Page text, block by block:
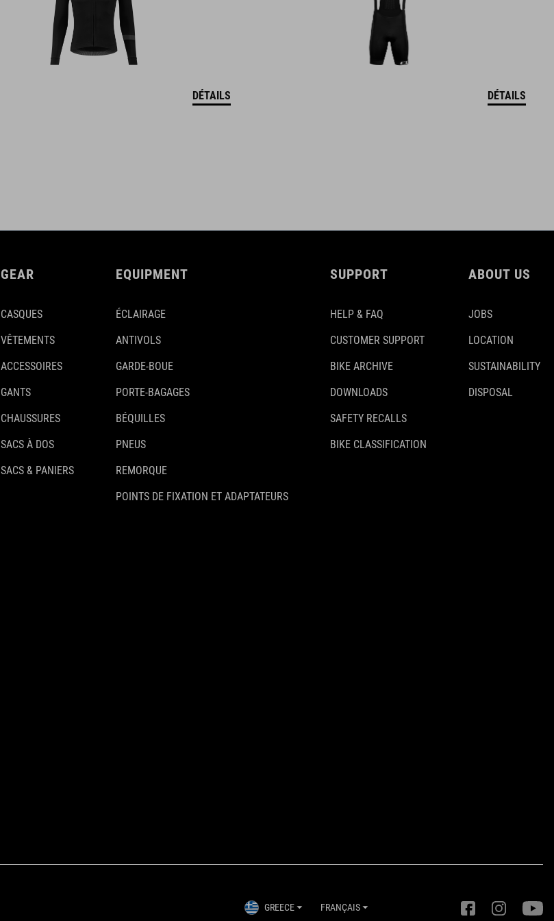
CUBE_Reel-Knob-Disc-Set_Manual_V1-2505
DÉTAILS DÉTAILS
GEAR
CASQUES
VÊTEMENTS
ACCESSOIRES
GANTS
CHAUSSURES
SACS À DOS
SACS & PANIERS
EQUIPMENT
ÉCLAIRAGE
ANTIVOLS
GARDE-BOUE
PORTE-BAGAGES
BÉQUILLES
PNEUS
REMORQUE
POINTS DE FIXATION ET ADAPTATEURS
SUPPORT
HELP & FAQ
CUSTOMER SUPPORT
BIKE ARCHIVE
DOWNLOADS
SAFETY RECALLS
BIKE CLASSIFICATION
ABOUT US
JOBS
LOCATION
SUSTAINABILITY
DISPOSAL
GREECE FRANÇAIS